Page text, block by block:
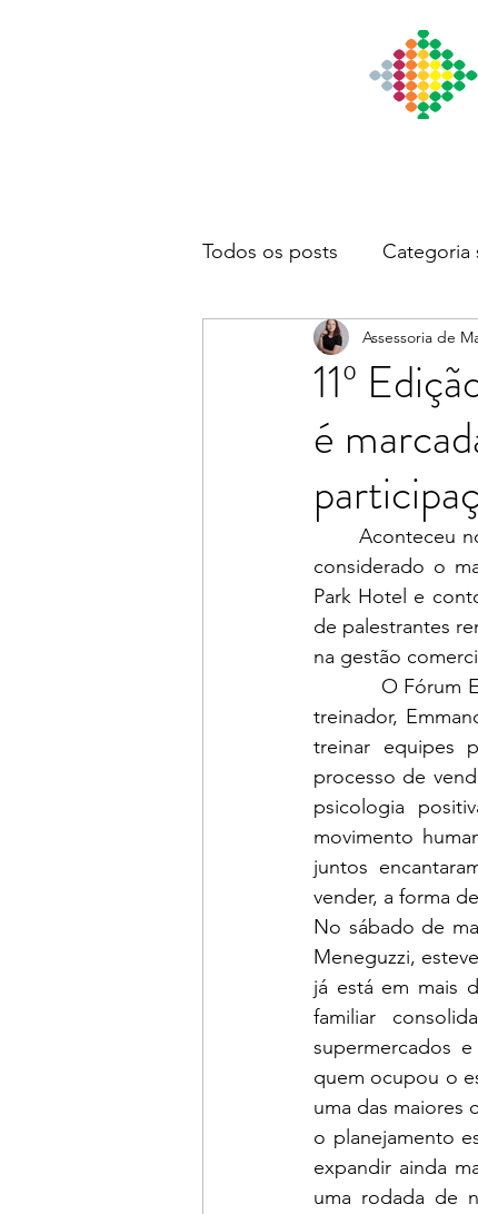
Todos os posts Categoria
11º
é
Assessoria de
considerado o
Park Hotel e
de palestrantes
na gestão
O Fórum
treinador,
treinar equipes
processo de
psicologia
movimento
juntos
vender, a forma
No sábado de
Meneguzzi,
já está em mais
familiar
supermercados
quem ocupou o
uma das maiores
o planejamento
expandir ainda
uma rodada de